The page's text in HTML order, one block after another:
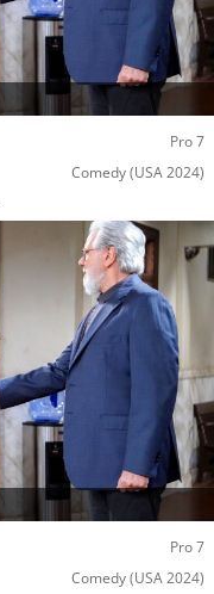
Pro 7
Comedy(USA 2024)
Pro 7
Comedy(USA 2024)